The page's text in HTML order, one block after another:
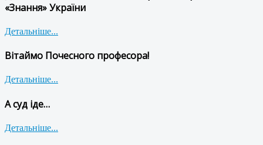
«Знання» України
Детальніше...
Вітаймо Почесного професора!
Детальніше...
А суд іде…
Детальніше...